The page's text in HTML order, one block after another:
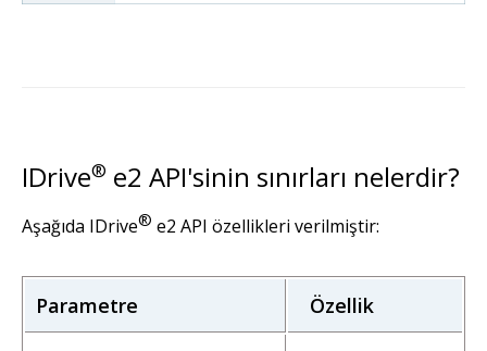
IDrive® e2 API'sinin sınırları nelerdir?
Aşağıda IDrive® e2 API özellikleri verilmiştir:
Parametre Özellik